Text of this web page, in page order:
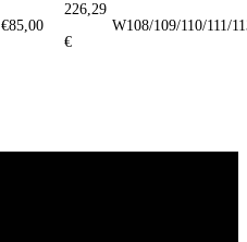
€85,00
226,29
€
W108/109/110/111/